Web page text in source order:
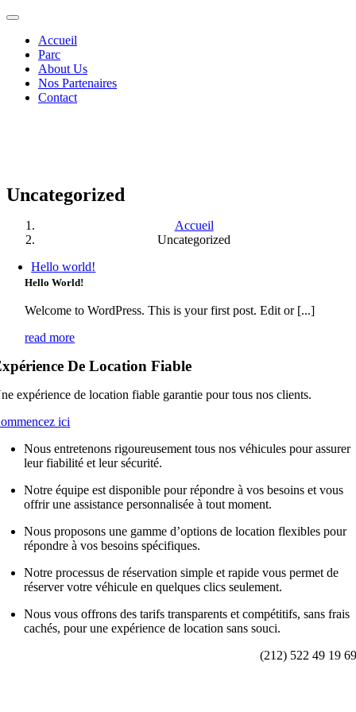
Passer
contenu
Toggle
NavigationAccueil
Parc
About Us
Nos Partenaires
Contact
Uncategorized
Accueil
Uncategorized
Hello world!
Hello World!
Welcome to WordPress. This is your first post. Edit or [...]
read more
De Location Fiable
expérience de location fiable garantie pour tous nos clients.
ici
Nous entretenons rigoureusement tous nos véhicules pour assurer
leur fiabilité et leur sécurité.
Notre équipe est disponible pour répondre à vos besoins et vous
offrir une assistance personnalisée à tout moment.
Nous proposons une gamme d’options de location flexibles pour
répondre à vos besoins spécifiques.
Notre processus de réservation simple et rapide vous permet de
réserver votre véhicule en quelques clics seulement.
Nous vous offrons des tarifs transparents et compétitifs, sans frais
cachés, pour une expérience de location sans souci.
(212) 522 49 19 69